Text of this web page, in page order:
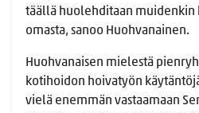
täällä huolehditaan muidenkin
omasta, sanoo Huohvanainen.
Huohvanaisen mielestä
kotihoidon hoivatyön
vielä enemmän vastaamaan